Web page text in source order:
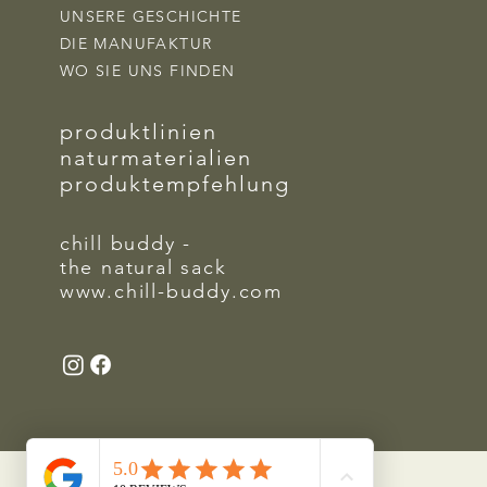
UNSERE GESCHICHTE
DIE MANUFAKTUR
WO SIE UNS FINDEN
produktlinien
naturmaterialien
produktempfehlung
chill buddy -
the natural sack
www.chill-buddy.com